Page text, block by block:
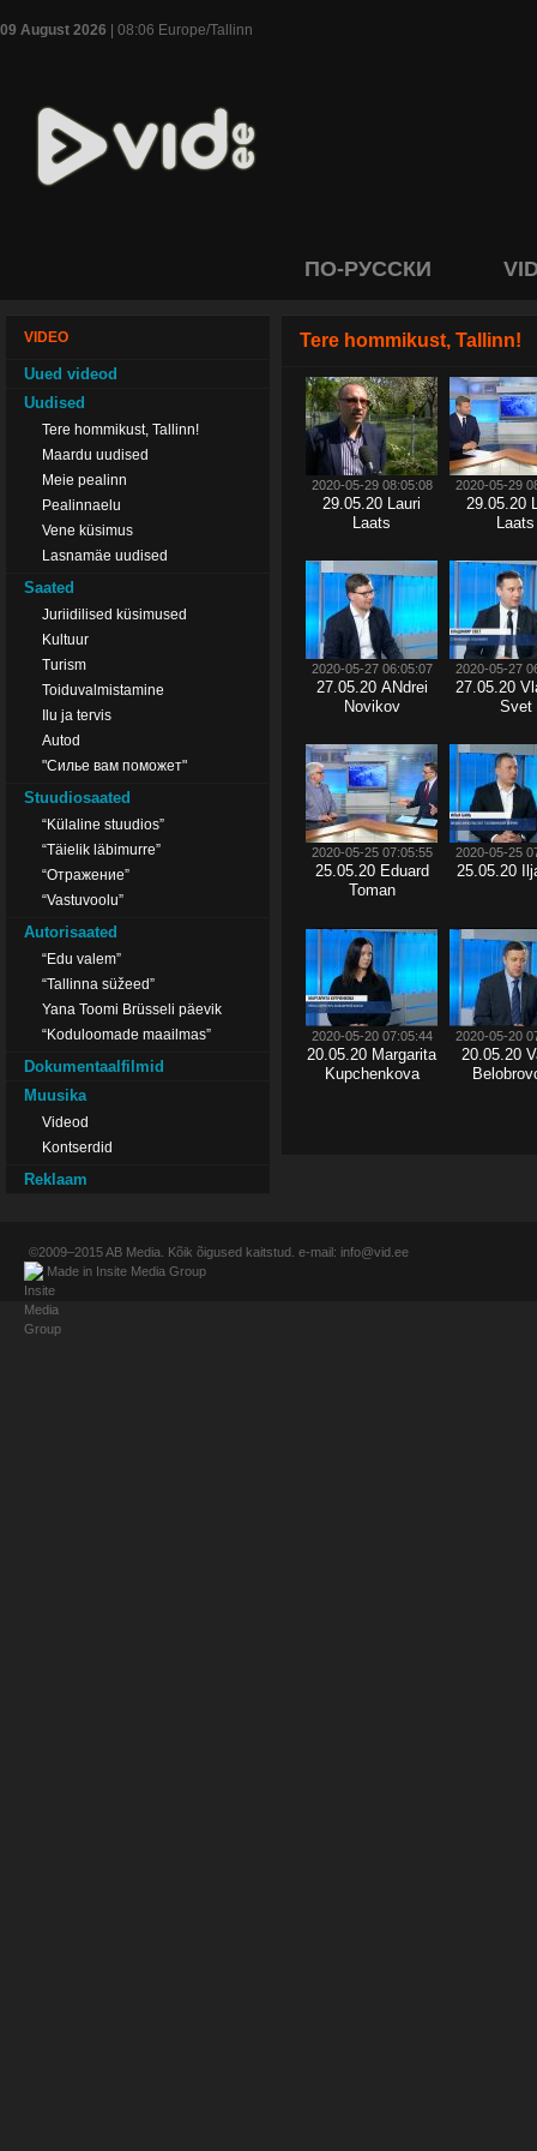
09 August 2026 | 08:06 Europe/Tallinn
ПО-РУССКИ
VIDEO
Uued videod
Uudised
Tere hommikust, Tallinn!
Maardu uudised
Meie pealinn
Pealinnaelu
Vene küsimus
Lasnamäe uudised
Saated
Juriidilised küsimused
Kultuur
Turism
Toiduvalmistamine
Ilu ja tervis
Autod
"Силье вам поможет"
Stuudiosaated
“Külaline stuudios”
“Täielik läbimurre”
“Отражение”
“Vastuvoolu”
Autorisaated
“Edu valem”
“Tallinna süžeed”
Yana Toomi Brüsseli päevik
“Koduloomade maailmas”
Dokumentaalfilmid
Muusika
Videod
Kontserdid
Reklaam
Tere hommikust, Tallinn!
2020-05-29 08:05:08
29.05.20 Lauri
Laats
2020-05-29
29.05.20
Laats
2020-05-27 06:05:07
27.05.20 АNdrei
Novikov
2020-05-27
27.05.20
Svet
2020-05-25 07:05:55
25.05.20 Eduard
Toman
2020-05-25
25.05.20
2020-05-20 07:05:44
20.05.20 Margarita
Kupchenkova
2020-05-20
20.05.20
©2009–2015AB Media . Kõik õigused kaitstud. e-mail: info@vid.ee
Made in Insite Media Group